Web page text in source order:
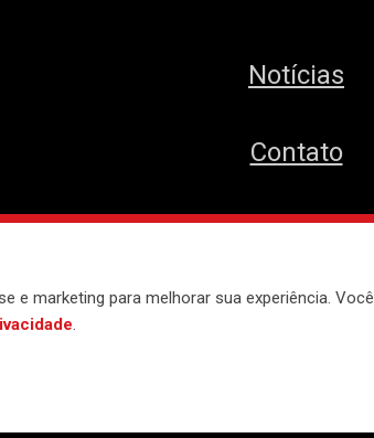
e marketing para melhorar sua experiência. Você
.
Notícias
Contato